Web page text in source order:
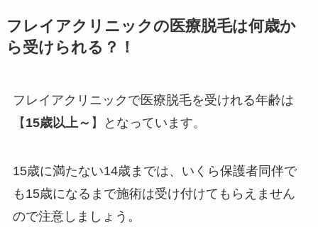
フレイアクリニックの医療脱毛は何歳か
ら受けられる？！
フレイアクリニックで医療脱毛を受けれる年齢は
【 15歳以上～ 】となっています。
15歳に満たない14歳までは、いくら保護者同伴で
も15歳になるまで施術は受け付けてもらえません
ので注意しましょう。